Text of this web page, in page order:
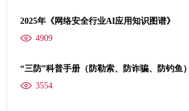
2025年《网络安全行业AI应用知识图谱》
4909
“三防”科普手册（防勒索、防诈骗、防钓鱼）
3554